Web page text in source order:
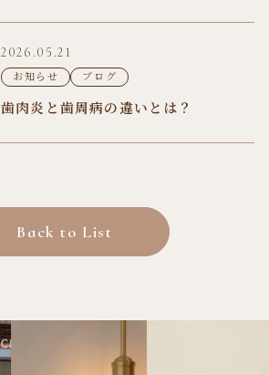
2026.05.21
お知らせ ブログ
歯肉炎と歯周病の違いとは？
Back to List